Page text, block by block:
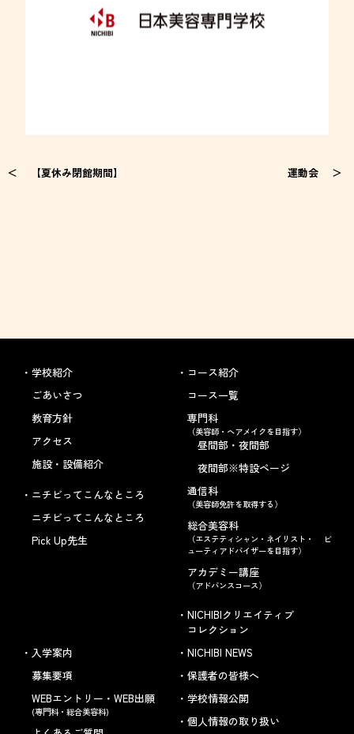
【夏休み閉館期間】 運動会
学校紹介
ごあいさつ
教育方針
アクセス
施設・設備紹介
ニチビってこんなところ
ニチビってこんなところ
Pick Up先生
コース紹介
コース一覧
専門科
（美容師・ヘアメイクを目指す）
昼間部・夜間部
夜間部※特設ページ
通信科
（美容師免許を取得する）
総合美容科
（エステティシャン・ネイリスト・ ビ
ューティアドバイザーを目指す）
アカデミー講座
（アドバンスコース）
NICHIBIクリエイティブ
コレクション
入学案内
募集要項
WEBエントリー・WEB出願
(専門科・総合美容科)
NICHIBI NEWS
保護者の皆様へ
学校情報公開
個人情報の取り扱い